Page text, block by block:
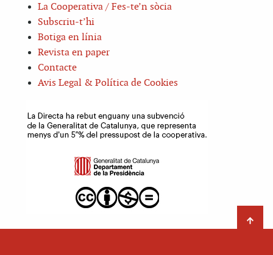
La Cooperativa / Fes-te’n sòcia
Subscriu-t’hi
Botiga en línia
Revista en paper
Contacte
Avis Legal & Política de Cookies